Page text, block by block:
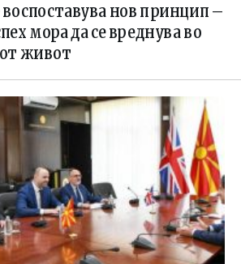
нов принцип –
мора да се вреднува во
живот